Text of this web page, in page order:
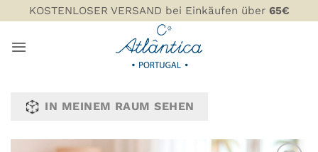
Inhalt
springen
KOSTENLOSER VERSAND bei Einkäufen über 65€
IN MEINEM RAUM SEHEN